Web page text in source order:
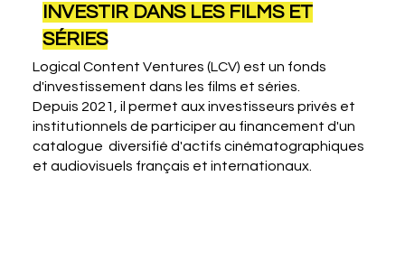
INVESTIR DANS LES FILMS ET
SÉRIES
Logical Content Ventures (LCV) est un fonds
d'investissement dans les films et séries.
Depuis 2021, il permet aux investisseurs privés et
institutionnels de participer au financement d'un
catalogue diversifié d'actifs cinématographiques
et audiovisuels français et internationaux.